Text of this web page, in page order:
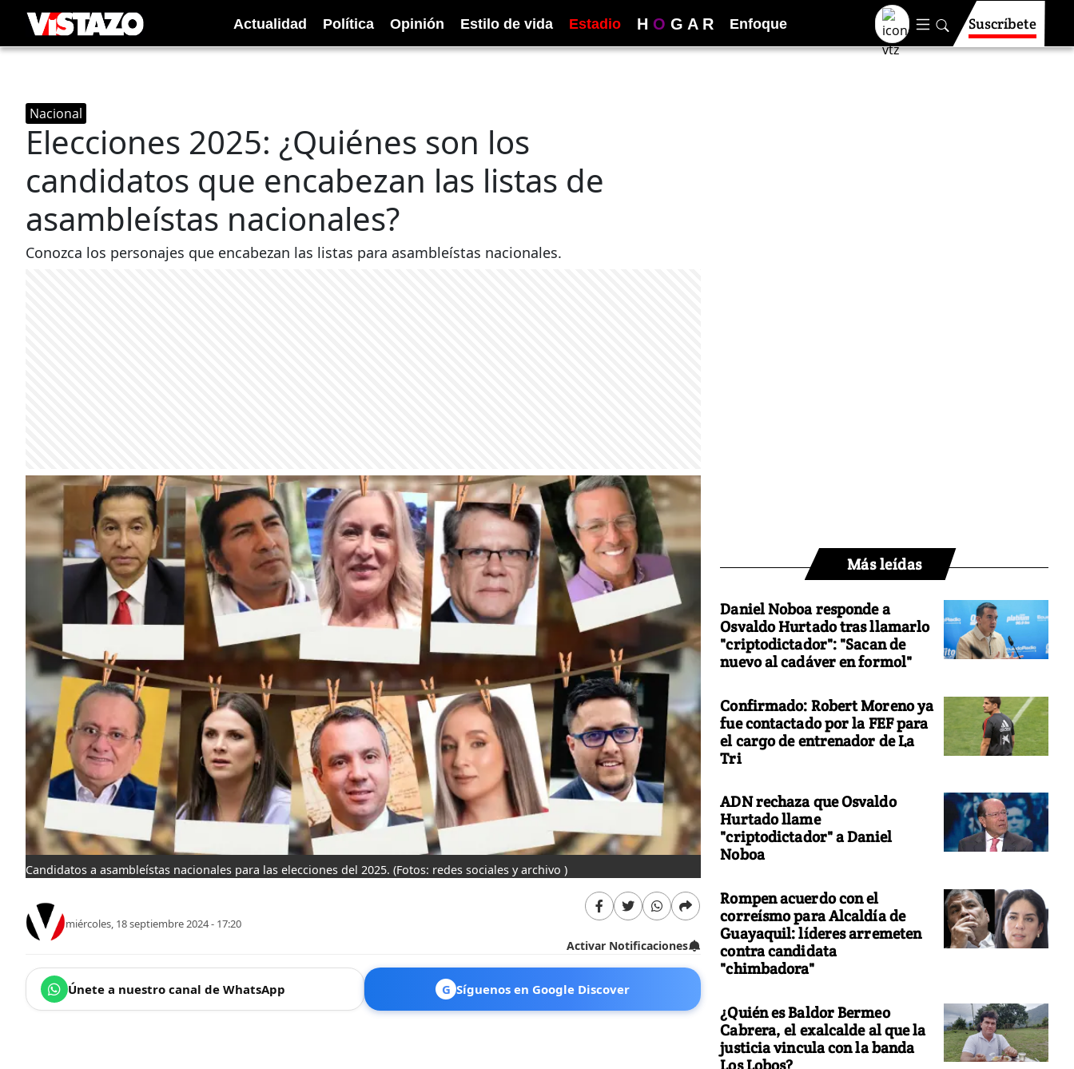
Actualidad Política Opinión Estilo de vida Estadio H O G A R Enfoque Suscríbete
Nacional
Elecciones 2025: ¿Quiénes son los
candidatos que encabezan las listas de
asambleístas nacionales?
Conozca los personajes que encabezan las listas para asambleístas nacionales.
Candidatos a asambleístas nacionales para las elecciones del 2025. (Fotos: redes sociales y archivo )
miércoles, 18 septiembre 2024 - 17:20
Activar Notificaciones
Únete a nuestro canal de WhatsApp G Síguenos en Google Discover
Más leídas
Daniel Noboa responde a
Osvaldo Hurtado tras llamarlo
"criptodictador": "Sacan de
nuevo al cadáver en formol"
Confirmado: Robert Moreno ya
fue contactado por la FEF para
el cargo de entrenador de La
Tri
ADN rechaza que Osvaldo
Hurtado llame
"criptodictador" a Daniel
Noboa
Rompen acuerdo con el
correísmo para Alcaldía de
Guayaquil: líderes arremeten
contra candidata
"chimbadora"
¿Quién es Baldor Bermeo
Cabrera, el exalcalde al que la
justicia vincula con la banda
Los Lobos?